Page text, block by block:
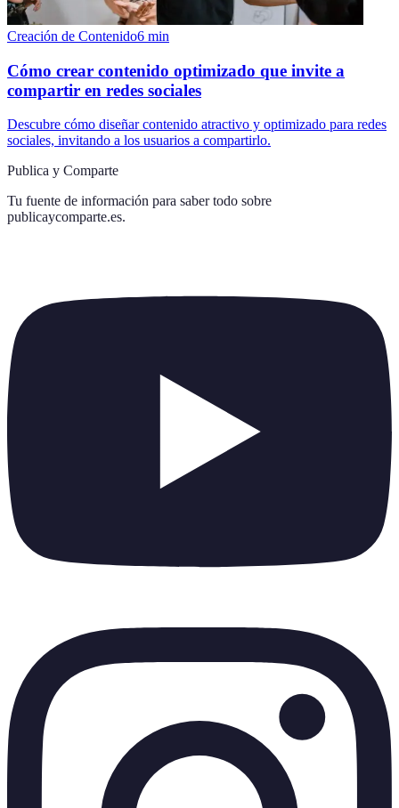
Creación de Contenido6 min
Cómo crear contenido optimizado que invite a
compartir en redes sociales
Descubre cómo diseñar contenido atractivo y optimizado para redes
sociales, invitando a los usuarios a compartirlo.
Publica y Comparte
Tu fuente de información para saber todo sobre
publicaycomparte.es.